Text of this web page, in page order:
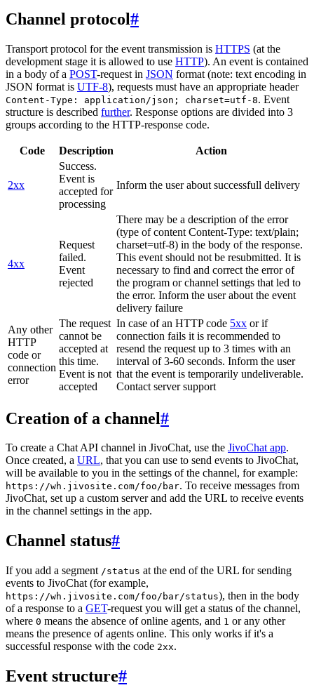
Channel protocol#
Transport protocol for the event transmission is HTTPS (at the
development stage it is allowed to use HTTP). An event is contained
in a body of a POST-request in JSON format (note: text encoding in
JSON format is UTF-8), requests must have an appropriate header
Content-Type: application/json; charset=utf-8. Event
structure is described further. Response options are divided into 3
groups according to the HTTP-response code.
Code Description Action
2xx
Success.
Event is
accepted for
processing
Inform the user about successfull delivery
4xx
Request
failed.
Event
rejected
There may be a description of the error
(type of content Content-Type: text/plain;
charset=utf-8) in the body of the response.
This event should not be resubmitted. It is
necessary to find and correct the error of
the program or channel settings that led to
the error. Inform the user about the event
delivery failure
Any other
HTTP
code or
connection
error
The request
cannot be
accepted at
this time.
Event is not
accepted
In case of an HTTP code 5xx or if
connection fails it is recommended to
resend the request up to 3 times with an
interval of 3-60 seconds. Inform the user
that the event is temporarily undeliverable.
Contact server support
Creation of a channel#
To create a Chat API channel in JivoChat, use the JivoChat app.
Once created, a URL, that you can use to send events to JivoChat,
will be available to you in the settings of the channel, for example:
https://wh.jivosite.com/foo/bar. To receive messages from
JivoChat, set up a custom server and add the URL to receive events
in the channel settings in the app.
Channel status#
If you add a segment /status at the end of the URL for sending
events to JivoChat (for example,
https://wh.jivosite.com/foo/bar/status), then in the body
of a response to a GET-request you will get a status of the channel,
where 0 means the absence of online agents, and 1 or any other
means the presence of agents online. This only works if it's a
successful response with the code 2xx.
Event structure#